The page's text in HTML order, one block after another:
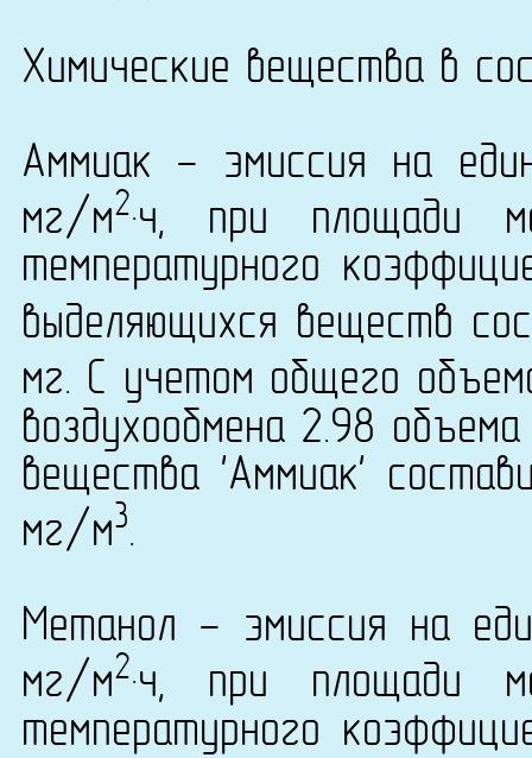
Химические вещества в
Аммиак - эмиссия на
мг/м2·ч, при площади
температурного
выделяющихся веществ
мг. С учетом общего
воздухообмена 2.98
вещества 'Аммиак'
мг/м3.
Метанол - эмиссия на
мг/м2·ч, при площади
температурного